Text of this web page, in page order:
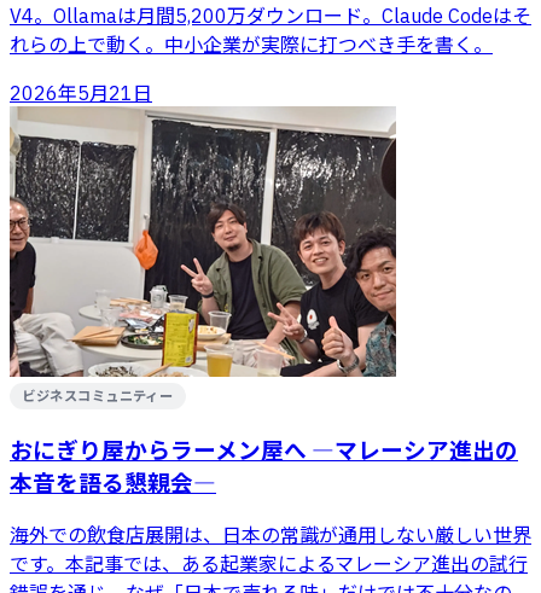
V4。Ollamaは月間5,200万ダウンロード。Claude Codeはそ
れらの上で動く。中小企業が実際に打つべき手を書く。
2026年5月21日
ビジネスコミュニティー
おにぎり屋からラーメン屋へ ―マレーシア進出の
本音を語る懇親会―
海外での飲食店展開は、日本の常識が通用しない厳しい世界
です。本記事では、ある起業家によるマレーシア進出の試行